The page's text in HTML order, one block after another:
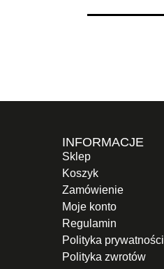
INFORMACJE
Sklep
Koszyk
Zamówienie
Moje konto
Regulamin
Polityka prywatności
Polityka zwrotów